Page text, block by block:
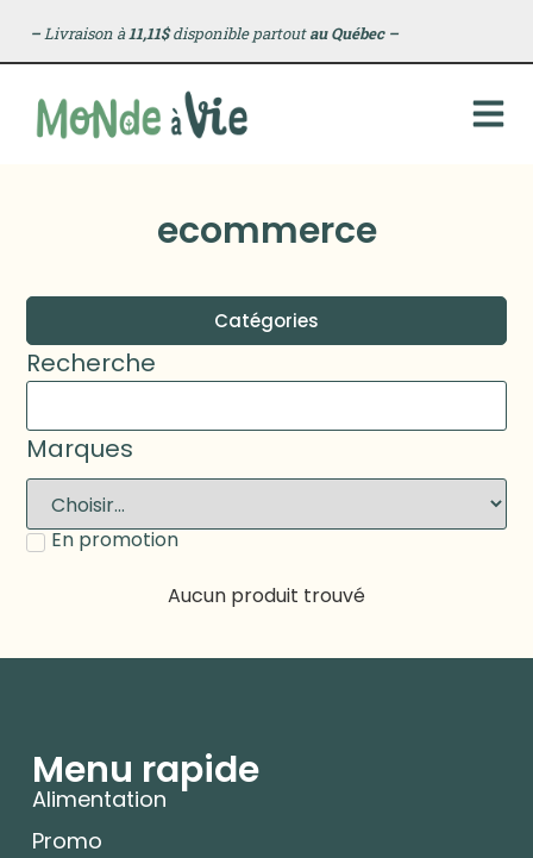
–Livraison à11,11$disponible partoutau Québec –
ecommerce
Catégories
Recherche
Marques
En promotion
Aucun produit trouvé
Menu rapide
Alimentation
Promo